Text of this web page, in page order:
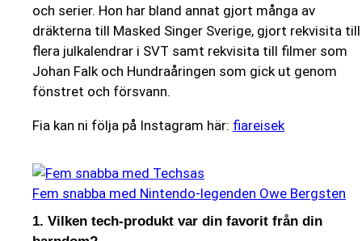
och serier. Hon har bland annat gjort många av
dräkterna till Masked Singer Sverige, gjort rekvisita till
flera julkalendrar i SVT samt rekvisita till filmer som
Johan Falk och Hundraåringen som gick ut genom
fönstret och försvann.
Fia kan ni följa på Instagram här: fiareisek
Fem snabba med Nintendo-legenden Owe Bergsten
1. Vilken tech-produkt var din favorit från din